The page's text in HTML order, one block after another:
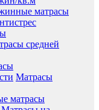
матрасы
средней
Матрасы
матрасы